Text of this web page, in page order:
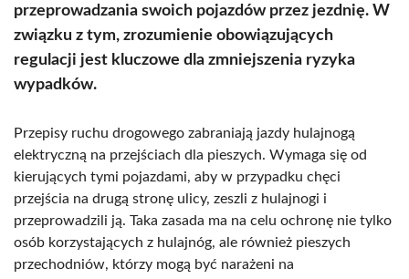
przeprowadzania swoich pojazdów przez jezdnię. W
związku z tym, zrozumienie obowiązujących
regulacji jest kluczowe dla zmniejszenia ryzyka
wypadków.
Przepisy ruchu drogowego zabraniają jazdy hulajnogą
elektryczną na przejściach dla pieszych. Wymaga się od
kierujących tymi pojazdami, aby w przypadku chęci
przejścia na drugą stronę ulicy, zeszli z hulajnogi i
przeprowadzili ją. Taka zasada ma na celu ochronę nie tylko
osób korzystających z hulajnóg, ale również pieszych
przechodniów, którzy mogą być narażeni na